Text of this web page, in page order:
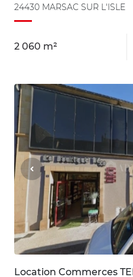
24430 MARSAC SUR L'ISLE
2 060 m²
Location Commerces